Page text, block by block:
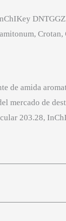
de amida
mercado de
203.28,